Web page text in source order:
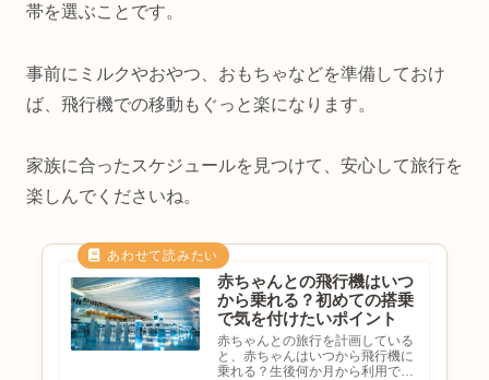
帯を選ぶことです。
事前にミルクやおやつ、おもちゃなどを準備しておけ
ば、飛行機での移動もぐっと楽になります。
家族に合ったスケジュールを見つけて、安心して旅行を
楽しんでくださいね。
赤ちゃんとの飛行機はいつ
から乗れる？初めての搭乗
で気を付けたいポイント
赤ちゃんとの旅行を計画している
と、赤ちゃんはいつから飛行機に
乗れる？生後何か月から利用でき